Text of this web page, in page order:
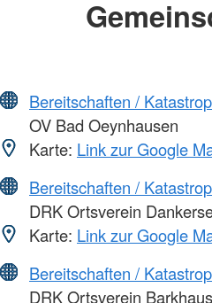
Bereitschaften /
OV Bad Oeynhausen
Karte: Link zur Google
Bereitschaften /
DRK Ortsverein
Karte: Link zur Google
Bereitschaften /
DRK Ortsverein